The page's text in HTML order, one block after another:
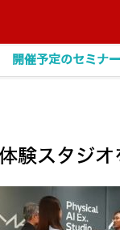
開催予定のセミナー
験スタジ